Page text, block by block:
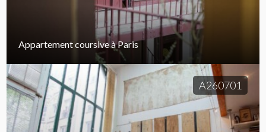
Appartement coursive à Paris
A260701